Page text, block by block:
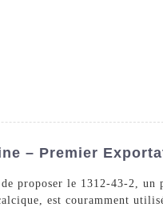
– Premier
proposer le 1312-43-2, un
est couramment